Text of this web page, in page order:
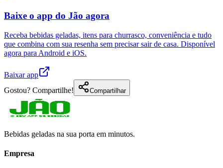
Baixe o app do Jão agora
Receba bebidas geladas, itens para churrasco, conveniência e tudo
que combina com sua resenha sem precisar sair de casa. Disponível
agora para Android e iOS.
Baixar app
Gostou? Compartilhe!
Compartilhar
Bebidas geladas na sua porta em minutos.
Empresa